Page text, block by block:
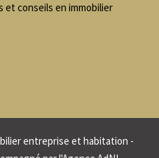
et conseils en immobilier
entreprise et habitation -